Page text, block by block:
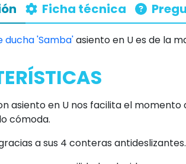
Ficha técnica
ducha 'Samba'asiento en U es de la
asiento en U nos facilita el momento
cómoda.
a sus 4 conteras antideslizantes.